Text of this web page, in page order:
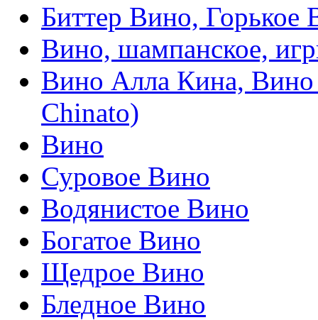
Биттер Вино,
Вино, шампанское,
Вино Алла Кина,
Chinato)
Вино
Суровое Вино
Водянистое Вино
Богатое Вино
Щедрое Вино
Бледное Вино